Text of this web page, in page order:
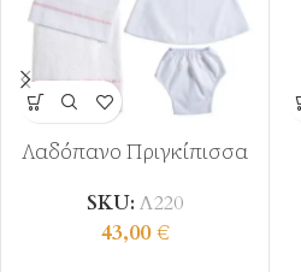
Λαδόπανο Πριγκίπισσα
SKU: Λ220
43,00€